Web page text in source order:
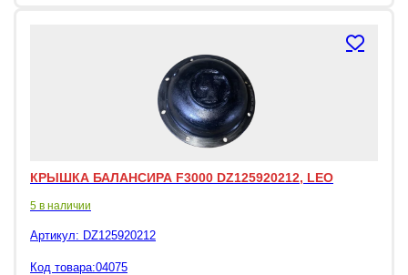
КРЫШКА БАЛАНСИРА F3000 DZ125920212, LEO
5 в наличии
Артикул: DZ125920212
Код товара:04075